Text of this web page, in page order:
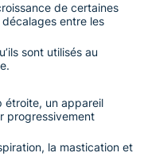
de certaines
entre les
sont utilisés au
étroite, un appareil
progressivement
la mastication et